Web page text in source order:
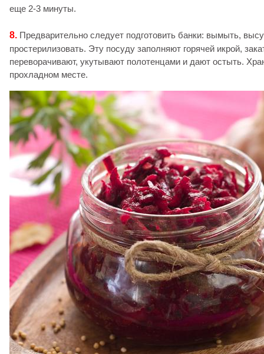
еще 2-3 минуты.
8. Предварительно следует подготовить банки: вымыть,
простерилизовать. Эту посуду заполняют горячей икрой,
переворачивают, укутывают полотенцами и дают остыть.
прохладном месте.